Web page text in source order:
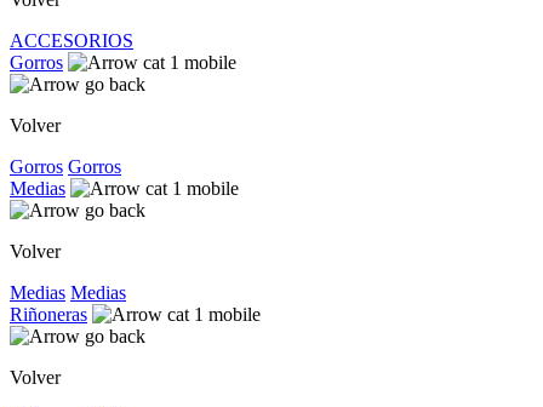
ACCESORIOS
Gorros
Volver
Gorros Gorros
Medias
Volver
Medias Medias
Riñoneras
Volver